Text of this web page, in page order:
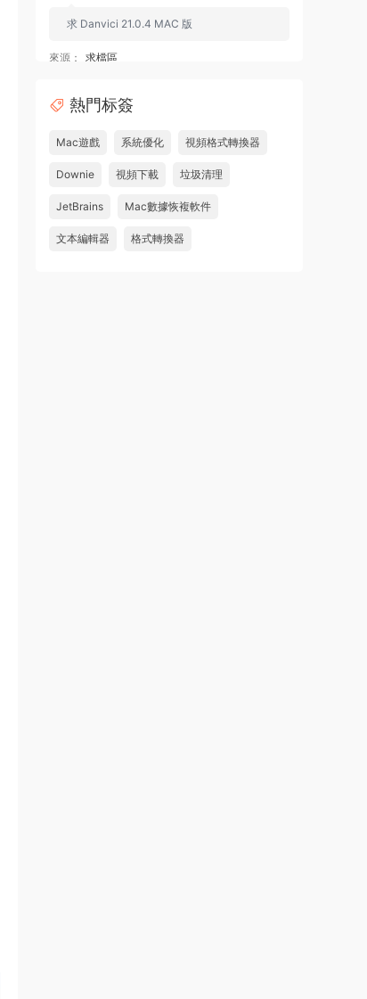
求 Danvici 21.0.4 MAC 版
來源： 求檔區
admin • 2026-08-06
Pro v26.3.0 ARM [MacSKY].dmg等2個文
中文破解版 PR2026 強大視頻編輯軟件
u262113823826 • 2026-08-06
熱門标簽
Mac遊戲 系統優化 視頻格式轉換器
Downie 視頻下載 垃圾清理
JetBrains Mac數據恢複軟件
文本編輯器 格式轉換器